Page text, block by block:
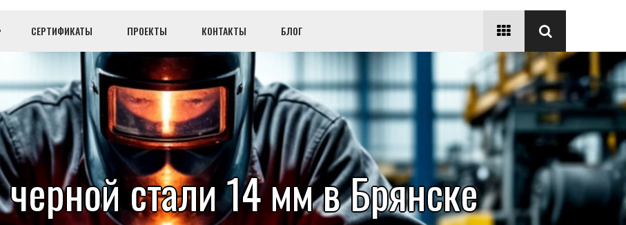
СЕРТИФИКАТЫ ПРОЕКТЫ КОНТАКТЫ БЛОГ
стали 14 мм в Брянске